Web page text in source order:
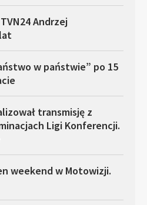
Andrzej
w państwie” po 15
transmisję z
Ligi Konferencji.
weekend w Motowizji.